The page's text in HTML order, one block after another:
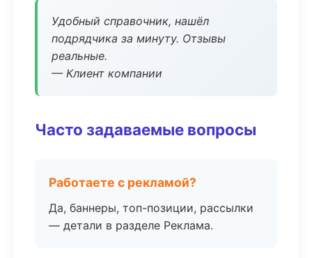
Удобный справочник, нашёл
подрядчика за минуту. Отзывы
реальные.
— Клиент компании
Часто задаваемые вопросы
Работаете с рекламой?
Да, баннеры, топ-позиции, рассылки
— детали в разделе Реклама.